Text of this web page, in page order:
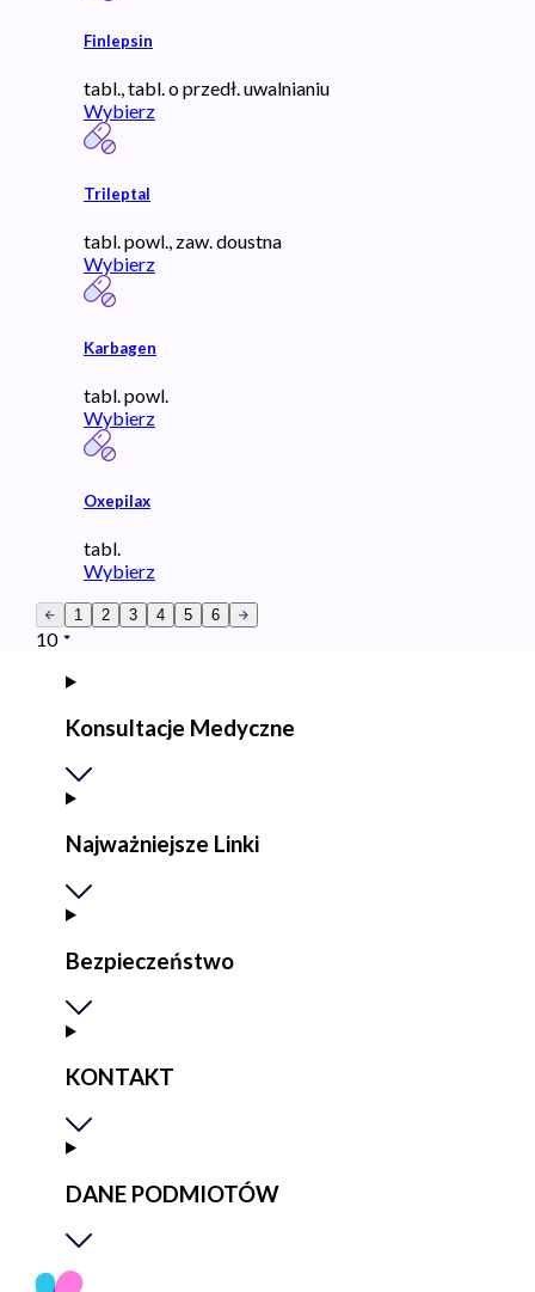
Finlepsin
tabl., tabl. o przedł. uwalnianiu
Wybierz
Trileptal
tabl. powl., zaw. doustna
Wybierz
Karbagen
tabl. powl.
Wybierz
Oxepilax
tabl.
Wybierz
1 2 3 4 5 6
10
Konsultacje Medyczne
Najważniejsze Linki
Bezpieczeństwo
KONTAKT
DANE PODMIOTÓW